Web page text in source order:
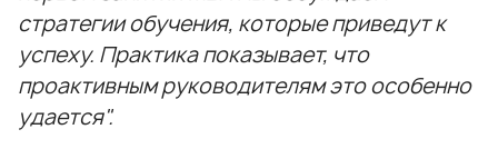
стратегии обучения, которые приведут к
успеху. Практика показывает, что
проактивным руководителям это особенно
удается".